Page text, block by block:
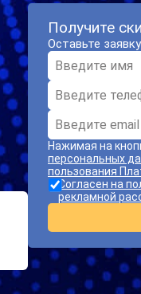
Получите
Оставьте
Нажимая на
персональных
пользования
Согласен на
рекламной